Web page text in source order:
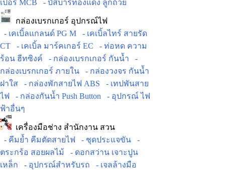
เปอร์ MCB
- บัสบาร์ทองแดง ลูกถ้วย
กล่องเบรกเกอร์ อุปกรณ์ไฟ
- เคเบิ้ลแกลนด์ PG M
- เคเบิ้ลไทร์ สายรัด
CT
- เคเบิ้ล มาร์คเกอร์ EC
- ท่อหด ความ
ร้อน ฮีทซิงค์
- กล่องเบรกเกอร์ กันน้ำ
-
กล่องเบรกเกอร์ ภายใน
- กล่องวงจร กันน้ำ
ฝาใส
- กล่องพักสายไฟ ABS
- เทปพันสาย
ไฟ
- กล่องกันน้ำ Push Button
- อุปกรณ์ ไฟ
ฟ้าอื่นๆ
เครื่องมือช่าง สำนักงาน สวน
- คีมย้ำ คีมตัดสายไฟ
- ชุดประแจขัน
-
ตระกร้อ สอยผลไม้
- ดอกสว่าน เจาะปูน
เหล็ก
- อุปกรณ์สำหรับรถ
- เจลล้างมือ